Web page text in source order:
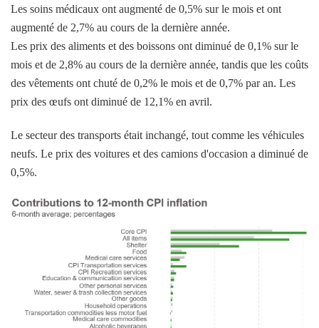
Les soins médicaux ont augmenté de 0,5% sur le mois et ont
augmenté de 2,7% au cours de la dernière année.
Les prix des aliments et des boissons ont diminué de 0,1% sur le
mois et de 2,8% au cours de la dernière année, tandis que les coûts
des vêtements ont chuté de 0,2% le mois et de 0,7% par an. Les
prix des œufs ont diminué de 12,1% en avril.
Le secteur des transports était inchangé, tout comme les véhicules
neufs. Le prix des voitures et des camions d'occasion a diminué de
0,5%.